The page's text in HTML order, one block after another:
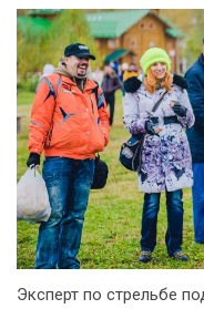
Эксперт по стрельбе